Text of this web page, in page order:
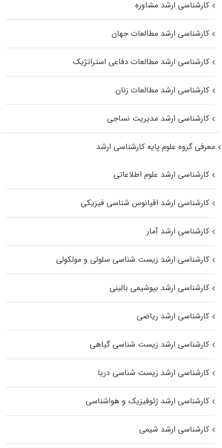
کارشناسی ارشد مشاوره
کارشناسی ارشد مطالعات جهان
کارشناسی ارشد مطالعات دفاعی استراتژیک
کارشناسی ارشد مطالعات زنان
کارشناسی ارشد مدیریت نساجی
معرفی گروه علوم پایه کارشناسی ارشد
کارشناسی ارشد علوم اطلاعاتی
کارشناسی ارشد اقیانوس‌ شناسی فیزیکی
کارشناسی ارشد آمار
کارشناسی ارشد زیست شناسی سلولی و مولکولی
کارشناسی ارشد بیوشیمی بالینی
کارشناسی ارشد ریاضی
کارشناسی ارشد زیست‌ شناسی گیاهی
کارشناسی ارشد زیست‌ شناسی دریا
کارشناسی ارشد ژئوفیزیک و هواشناسی
کارشناسی ارشد شیمی